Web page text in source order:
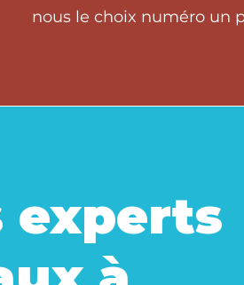
nous le choix numéro un
experts